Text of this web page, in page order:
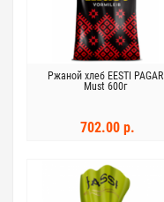
Ржаной хлеб EESTI PAGAR
Must 600г
702.00 р.